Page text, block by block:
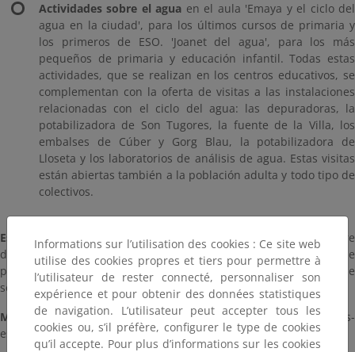
Actividades sobre el agua en el aula 'Emaya y el ciclo del
agua en la ciudad', para los últimos cursos de primaria y
los primeros de ESO. 'Joanet del agua', para los más
pequeños de primaria y educación infantil. Todas estas
actividades, que se realizan en los centros educativos, se
complementan con la oferta de visitas a las instalaciones
relacionadas con el ciclo del agua: las depuradoras, la
potabilizadora de Son Tugores, la fuente de la Villa, los
embalses de Cúber y Gorg Blau, la potabilizadora de
Lloseta y los laboratorios de análisis de agua. Estas visitas
están abiertas también a la población adulta y todo tipo de
colectivos.
Espacios naturales y naturaleza urbana
. Actividades sobre
diversas temáticas (bosques, parques naturales, centros de
protección animal, plantas, alimentación, residuos, fauna...) que
se realizan en colaboración con entidades externas.
Mundo rural y agricultura.Visitas y estancias en Granjas-
escuela...
Informations sur l’utilisation des cookies : Ce site web
utilise des cookies propres et tiers pour permettre à
l’utilisateur de rester connecté, personnaliser son
expérience et pour obtenir des données statistiques
de navigation. L’utilisateur peut accepter tous les
cookies ou, s’il préfère, configurer le type de cookies
qu’il accepte. Pour plus d’informations sur les cookies